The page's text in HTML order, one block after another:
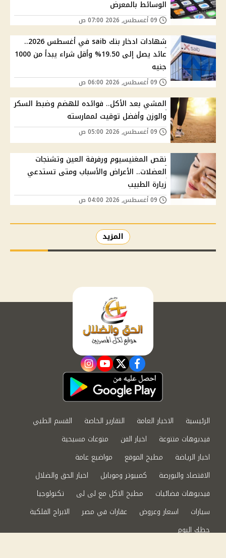
الوسائط بالمعرض
شهادات ادخار بنك saib في أغسطس 2026..
عائد يصل إلى 19.50% وأقل شراء يبدأ من 1000
جنيه
المشي بعد الأكل.. فوائده للهضم وضبط السكر
والوزن وأفضل توقيت لممارسته
نقص المغنيسيوم ورفرفة العين وتشنجات
العضلات.. الأعراض والأسباب ومتى تستدعي
زيارة الطبيب
المزيد
facebook
twitter
youtube
instagram
الرئيسية الاخبار العامة التقارير الخاصة
القسم الطبي
فيديوهات متنوعة
اخبار الفن
منوعات مسيحية
اخبار الرياضة
مطبخ الموقع
مواضيع عامة
الاقتصاد والبورصة
كمبيوتر وموبايل
اخبار الحق والضلال
فيديوهات فضائيات
مطبخ الاكل مع لى لى
تكنولوجيا
سيارات
اسعار وعروض عقارات في مصر
الابراج الفلكية
حظك اليوم